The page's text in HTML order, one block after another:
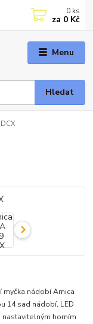
Menu
Hledat
0 ks
za 0 Kč
myčka nádobí Amica
14 sad nádobí, LED
nastavitelným horním